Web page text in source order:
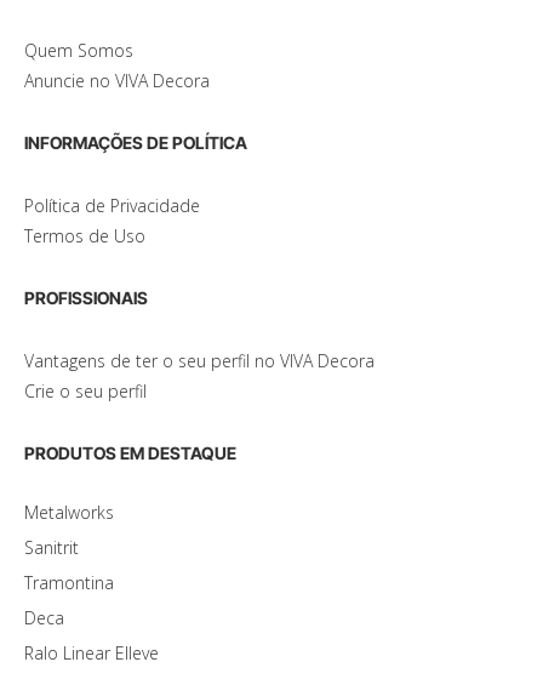
Quem Somos
Anuncie no VIVA Decora
INFORMAÇÕES DE POLÍTICA
Política de Privacidade
Termos de Uso
PROFISSIONAIS
Vantagens de ter o seu perfil no VIVA Decora
Crie o seu perfil
PRODUTOS EM DESTAQUE
Metalworks
Sanitrit
Tramontina
Deca
Ralo Linear Elleve